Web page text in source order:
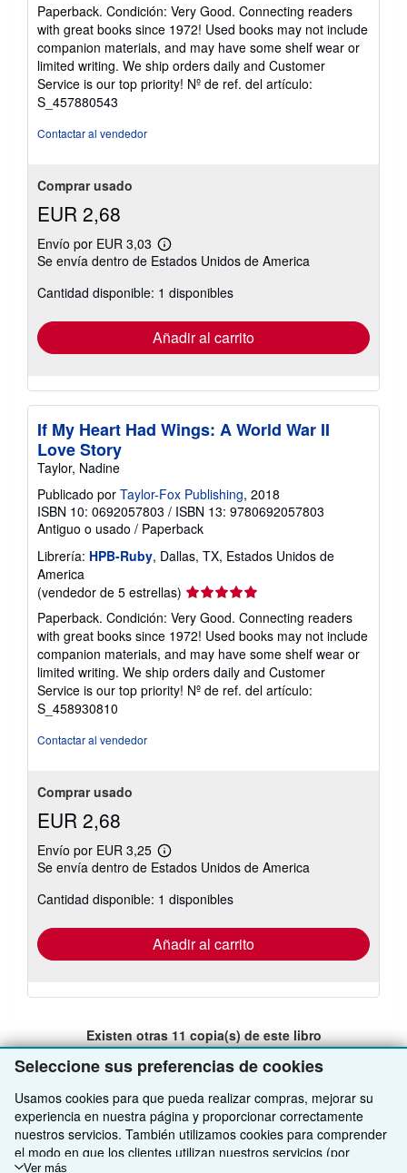
Seleccione sus preferencias de cookies
Usamos cookies para que pueda realizar compras, mejorar su
experiencia en nuestra página y proporcionar correctamente
nuestros servicios. También utilizamos cookies para comprender
el modo en que los clientes utilizan nuestros servicios (por
Ver más
vendedor:
5
de
5
estrellas
Paperback. Condición: Very Good. Connecting readers
with great books since 1972! Used books may not include
companion materials, and may have some shelf wear or
limited writing. We ship orders daily and Customer
Service is our top priority! Nº de ref. del artículo:
S_457880543
Contactar al vendedor
Comprar usado
EUR 2,68
Envío por EUR 3,03
Más
información
las
tarifas
envío
Se envía dentro de Estados Unidos de America
Cantidad disponible: 1 disponibles
Añadir al carrito
If My Heart Had Wings: A World War II
Love Story
Taylor, Nadine
Publicado por Taylor-Fox Publishing, 2018
ISBN 10: 0692057803 / ISBN 13: 9780692057803
Antiguo o usado / Paperback
Librería: HPB-Ruby, Dallas, TX, Estados Unidos de
America
(vendedor de 5 estrellas) Calificación
vendedor:
5
de
5
estrellas
Paperback. Condición: Very Good. Connecting readers
with great books since 1972! Used books may not include
companion materials, and may have some shelf wear or
limited writing. We ship orders daily and Customer
Service is our top priority! Nº de ref. del artículo:
S_458930810
Contactar al vendedor
Comprar usado
EUR 2,68
Envío por EUR 3,25
Más
información
las
tarifas
envío
Se envía dentro de Estados Unidos de America
Cantidad disponible: 1 disponibles
Añadir al carrito
Existen otras11copia(s) de este libro
Ver todos los resultados de su búsqueda
VOLVER AL INICIO